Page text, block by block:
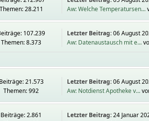
Themen: 28.211
Aw: Welche Temperatursen...
107.239
Themen: 8.373
Letzter Beitrag:06 August
Aw: Datenaustausch mit e...
Beiträge: 21.573
Themen: 992
Letzter Beitrag:06 August
Aw: Notdienst Apotheke v...
Beiträge: 2.861
Letzter Beitrag:24 Januar